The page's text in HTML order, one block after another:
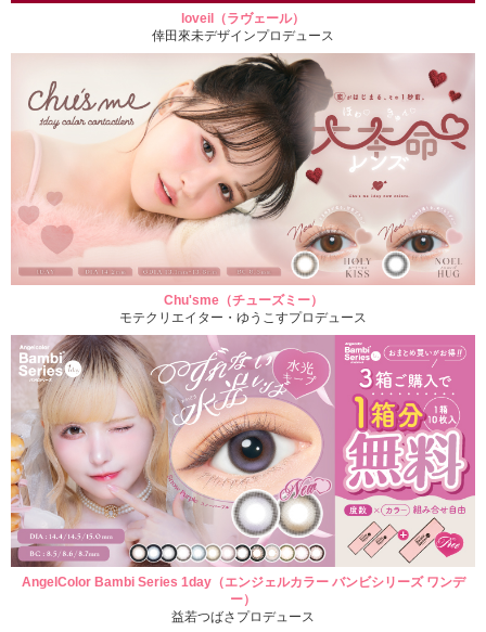
loveil（ラヴェール）
倖田來未デザインプロデュース
Chu'sme（チューズミー）
モテクリエイター・ゆうこすプロデュース
AngelColor Bambi Series 1day（エンジェルカラー バンビシリーズ ワンデ
ー）
益若つばさプロデュース